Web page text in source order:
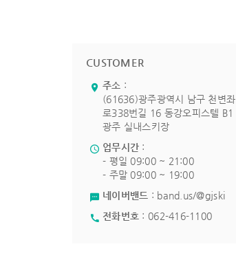
CUSTOMER
주소 :
(61636)광주광역시 남구 천변좌
로338번길 16 동강오피스텔 B1
광주 실내스키장
업무시간 :
- 평일 09:00 ~ 21:00
- 주말 09:00 ~ 19:00
네이버밴드 : band.us/@gjski
전화번호 : 062-416-1100